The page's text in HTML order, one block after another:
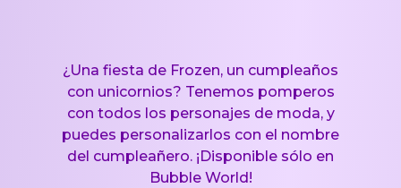
¿Una fiesta de Frozen, un cumpleaños
con unicornios? Tenemos pomperos
con todos los personajes de moda, y
puedes personalizarlos con el nombre
del cumpleañero. ¡Disponible sólo en
Bubble World!